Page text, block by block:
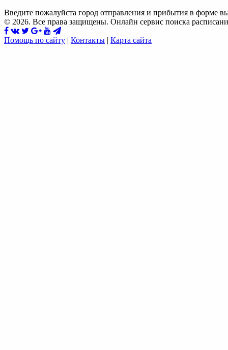
Введите пожалуйста город отправления и прибытия в форме
© 2026. Все права защищены. Онлайн сервис поиска
Помощь по сайту | Контакты | Карта сайта